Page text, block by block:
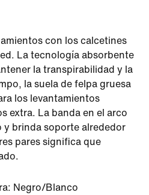
con los calcetines
La tecnología absorbente
la transpirabilidad y la
la suela de felpa gruesa
los levantamientos
extra. La banda en el arco
y brinda soporte alrededor
pares significa que
Negro/Blanco